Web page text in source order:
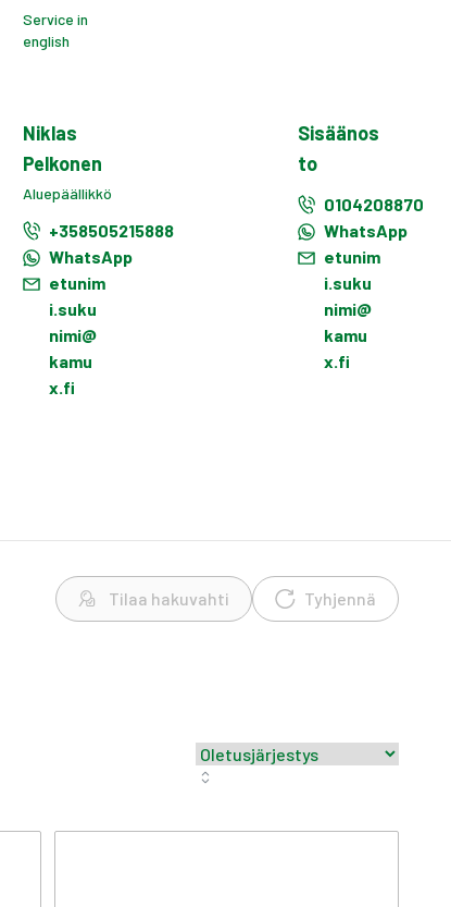
Service in
english
Niklas
Pelkonen
Aluepäällikkö
+358505215888
WhatsApp
etunim
i.suku
nimi@
kamu
x.fi
Sisäänos
to
0104208870
WhatsApp
etunim
i.suku
nimi@
kamu
x.fi
Tilaa hakuvahti Tyhjennä